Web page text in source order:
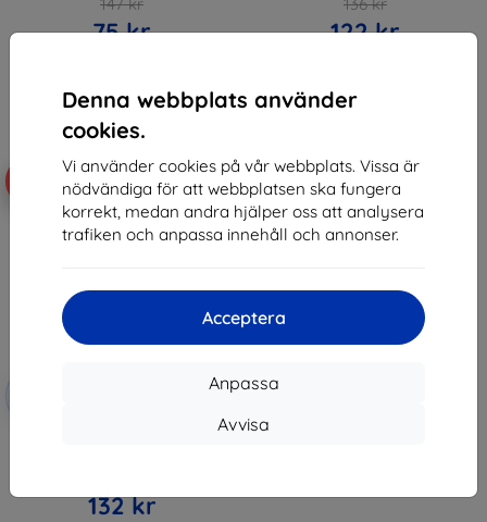
Denna webbplats använder
cookies.
Vi använder cookies på vår webbplats. Vissa är
nödvändiga för att webbplatsen ska fungera
korrekt, medan andra hjälper oss att analysera
trafiken och anpassa innehåll och annonser.
Acceptera
Anpassa
Avvisa
75 kr 122 kr
EXTRA10
132 kr